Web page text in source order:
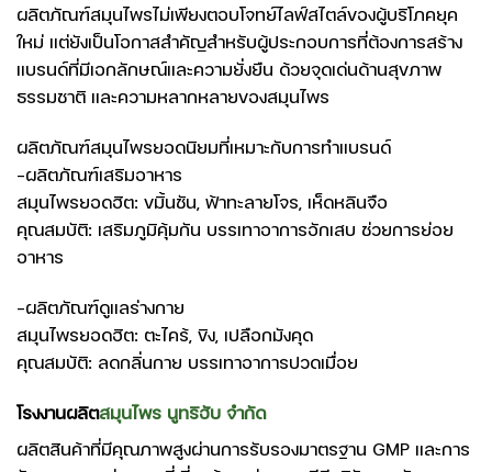
ผลิตภัณฑ์สมุนไพรไม่เพียงตอบโจทย์ไลฟ์สไตล์ของผู้บริโภคยุค
ใหม่ แต่ยังเป็นโอกาสสำคัญสำหรับผู้ประกอบการที่ต้องการสร้าง
แบรนด์ที่มีเอกลักษณ์และความยั่งยืน ด้วยจุดเด่นด้านสุขภาพ
ธรรมชาติ และความหลากหลายของสมุนไพร
ผลิตภัณฑ์สมุนไพรยอดนิยมที่เหมาะกับการทำแบรนด์
-ผลิตภัณฑ์เสริมอาหาร
สมุนไพรยอดฮิต: ขมิ้นชัน, ฟ้าทะลายโจร, เห็ดหลินจือ
คุณสมบัติ: เสริมภูมิคุ้มกัน บรรเทาอาการอักเสบ ช่วยการย่อย
อาหาร
-ผลิตภัณฑ์ดูแลร่างกาย
สมุนไพรยอดฮิต: ตะไคร้, ขิง, เปลือกมังคุด
คุณสมบัติ: ลดกลิ่นกาย บรรเทาอาการปวดเมื่อย
โรงงานผลิตสมุนไพร นูทริฮับ จำกัด
ผลิตสินค้าที่มีคุณภาพสูงผ่านการรับรองมาตรฐาน GMP และการ